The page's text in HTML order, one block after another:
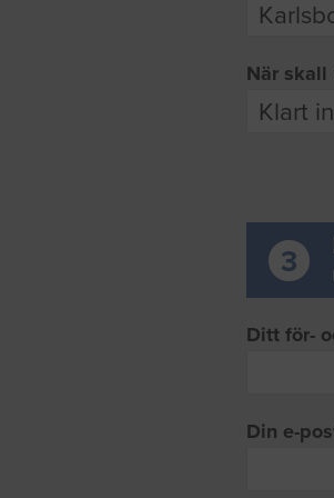
När skall
3
Ditt för-
Din e-